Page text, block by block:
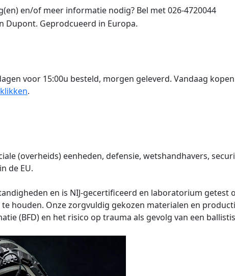
en/of meer informatie nodig? Bel met 026-4720044
Dupont. Geprodcueerd in Europa.
voor 15:00u besteld, morgen geleverd. Vandaag
.
(overheids) eenheden, defensie, wetshandhavers,
de EU.
en is NIJ-gecertificeerd en laboratorium getest
houden. Onze zorgvuldig gekozen materialen en
(BFD) en het risico op trauma als gevolg van een